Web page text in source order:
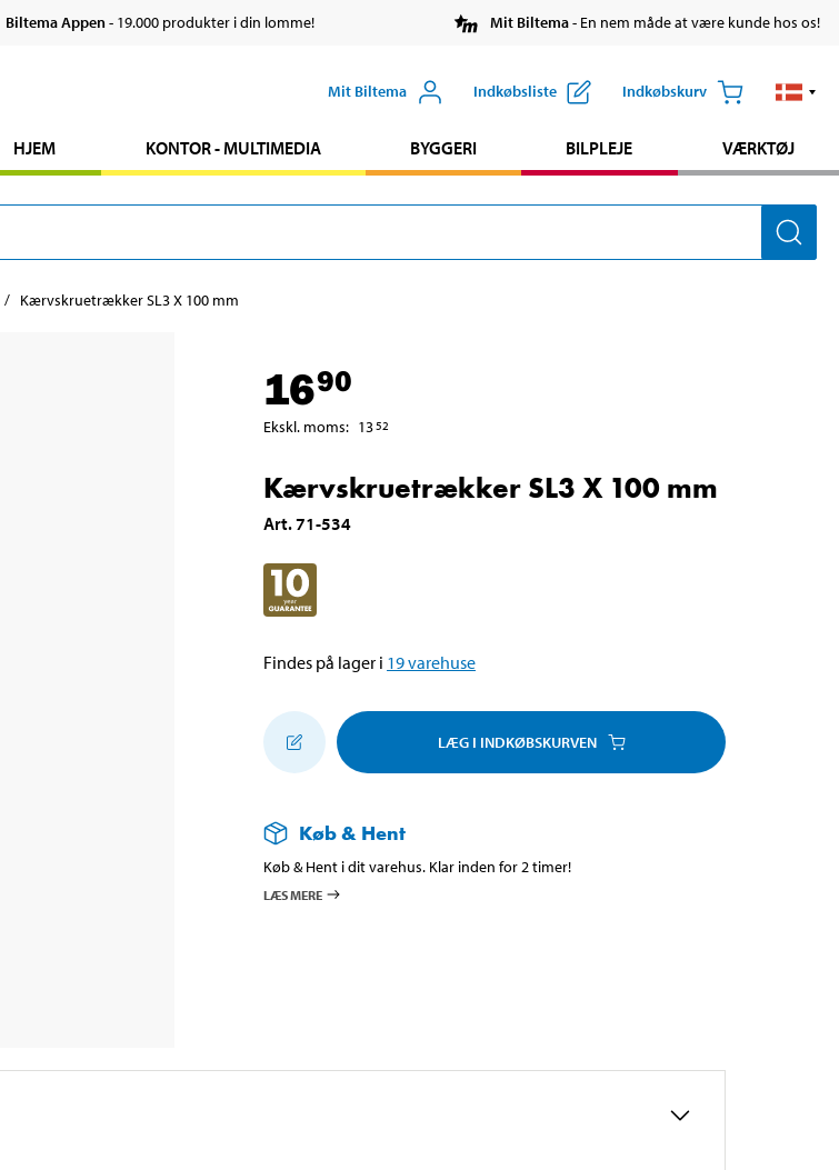
Biltema Appen- 19.000 produkter i din lomme! Mit Biltema- En nem måde at være kunde hos os!
Mit Biltema Indkøbsliste Indkøbskurv
HJEM KONTOR - MULTIMEDIA BYGGERI BILPLEJE VÆRKTØJ
Kærvskruetrækker SL3 X 100 mm
1690
Ekskl. moms: 1352
Kærvskruetrækker SL3 X 100 mm
Art.71-534
Findes på lager i 19varehuse
LÆG I INDKØBSKURVEN
Køb & Hent
Køb & Hent i dit varehus. Klar inden for 2 timer!
LÆS MERE